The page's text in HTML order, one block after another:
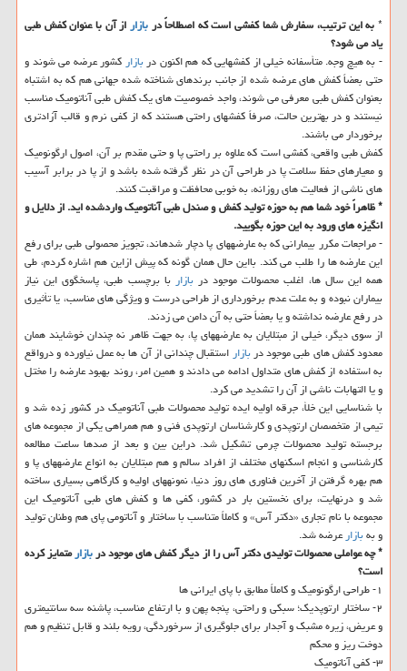
*به این ترتیب، سفارش شما كفشی است كه اصطلاحاً دربازاراز آن با عنوان كفش طبی
یاد می‏ شود؟
- به هیچ وجه. متأسفانه خیلی از كفش‏هایی كه هم اكنون دربازاركشور عرضه می‏ شوند و
حتی بعضاً كفش ‏های عرضه شده از جانب برندهای شناخته شده جهانی هم كه به اشتباه
بعنوان كفش طبی معرفی می‏ شوند، واجد خصوصیت ‏های یك كفش طبی آناتومیك مناسب
نیستند و در بهترین حالت، صرفاً كفش‏های راحتی هستند كه از كفی نرم و قالب آزادتری
برخوردار می باشند.
كفش طبی واقعی، كفشی است كه علاوه بر راحتی پا و حتی مقدم بر آن، اصول ارگونومیك
و معیارهای حفظ سلامت پا در طراحی آن در نظر گرفته شده باشد و از پا در برابر آسیب‏
های ناشی از فعالیت ‏های روزانه، به خوبی محافظت و مراقبت كنند.
* ظاهراً خود شما هم به حوزه تولید كفش و صندل طبی آناتومیك واردشده اید. از دلایل و
انگیزه ‏های ورود به این حوزه بگویید.
- مراجعات مكرر بیمارانی كه به عارضه‏های پا دچار شده‏اند، تجویز محصولی طبی برای رفع
این عارضه ‏ها را طلب می ‏كند. بااین حال همان گونه كه پیش ازاین هم اشاره كردم، طی
همه این سال‏ ها، اغلب محصولات موجود دربازار با برچسب طبی، پاسخگوی این نیاز
بیماران نبوده و به علت عدم برخورداری از طراحی درست و ویژگی‏ های مناسب، یا تأثیری
در رفع عارضه نداشته و یا بعضاً حتی به آن دامن می‏ زدند.
از سوی دیگر، خیلی از مبتلایان به عارضه‏های پا، به جهت ظاهر نه چندان خوشایند همان
معدود كفش های طبی موجود دربازاراستقبال چندانی از آن ها به عمل نیاورده و درواقع
به استفاده از كفش ‏های متداول ادامه می‏ دادند و همین امر، روند بهبود عارضه را مختل
و یا التهابات ناشی از آن را تشدید می‏ كرد.
با شناسایی این خلأ، جرقه اولیه ایده تولید محصولات طبی آناتومیك در كشور زده شد و
تیمی از متخصصان ارتوپدی و كارشناسان ارتوپدی فنی و هم همراهی یكی از مجموعه ‏های
برجسته تولید محصولات چرمی تشكیل شد. دراین بین و بعد از صدها ساعت مطالعه
كارشناسی و انجام اسكن‏های مختلف از افراد سالم و هم مبتلایان به انواع عارضه‏های پا و
هم بهره گرفتن از آخرین فناوری ‏های روز دنیا، نمونه‏های اولیه و كارگاهی بسیاری ساخته
شد و درنهایت، برای نخستین بار در كشور، كفی‏ ها و كفش ‏های طبی آناتومیك این
مجموعه با نام تجاری «دكتر آس» و كاملاً متناسب با ساختار و آناتومی پای هم وطنان تولید
و بهبازارعرضه شد.
* چه عواملی محصولات تولیدی دكتر آس را از دیگر كفش های موجود دربازارمتمایز كرده
است؟
۱- طراحی ارگونومیك و كاملاً مطابق با پای ایرانی ها
۲- ساختار ارتوپدیك؛ سبكی و راحتی، پنجه پهن و با ارتفاع مناسب، پاشنه سه سانتیمتری
و عریض، زیره مشبك و آجدار برای جلوگیری از سرخوردگی، رویه بلند و قابل تنظیم و هم
دوخت ریز و محكم
۳- كفی آناتومیك